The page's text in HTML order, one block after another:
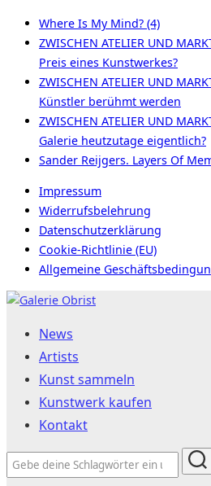
Where Is My Mind? (4)
ZWISCHEN ATELIER UND
Preis eines Kunstwerkes?
ZWISCHEN ATELIER UND
Künstler berühmt werden
ZWISCHEN ATELIER UND
Galerie heutzutage eigentlich?
Sander Reijgers. Layers Of
Impressum
Widerrufsbelehrung
Datenschutzerklärung
Cookie-Richtlinie (EU)
Allgemeine
Zum
springenNews
Artists
Kunst sammeln
Kunstwerk kaufen
Kontakt
Suchen
nach: